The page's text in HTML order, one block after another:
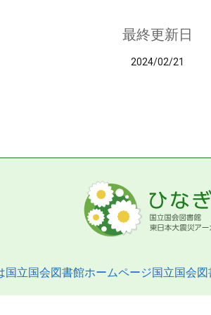
最終更新日
2024/02/21
国立国会図書館ホームページ国立国会